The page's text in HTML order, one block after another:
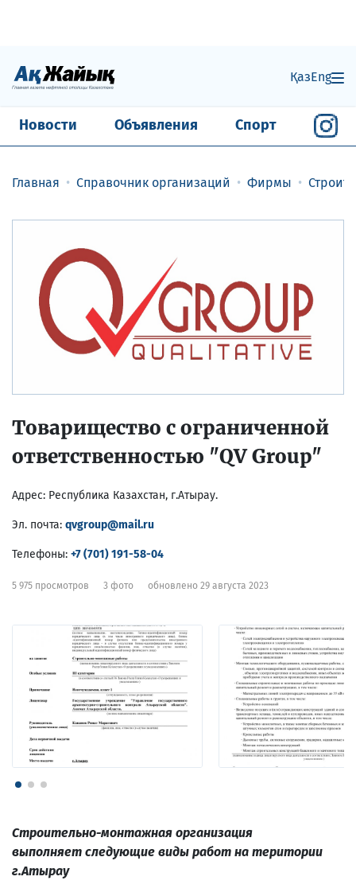
ҚазEng
Новости Объявления Спорт
Главная Справочник организаций Фирмы
Товарищество с ограниченной
ответственностью "QV Group"
Адрес: Республика Казахстан, г.Атырау.
Эл. почта: qvgroup@mail.ru
Телефоны: +7 (701) 191-58-04
5 975 просмотров 3 фото обновлено 29 августа 2023
Строительно-монтажная организация
выполняет следующие виды работ на територии
г.Атырау